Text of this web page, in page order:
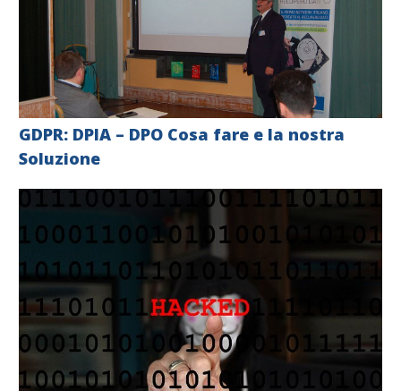
GDPR: DPIA – DPO Cosa fare e la nostra
Soluzione